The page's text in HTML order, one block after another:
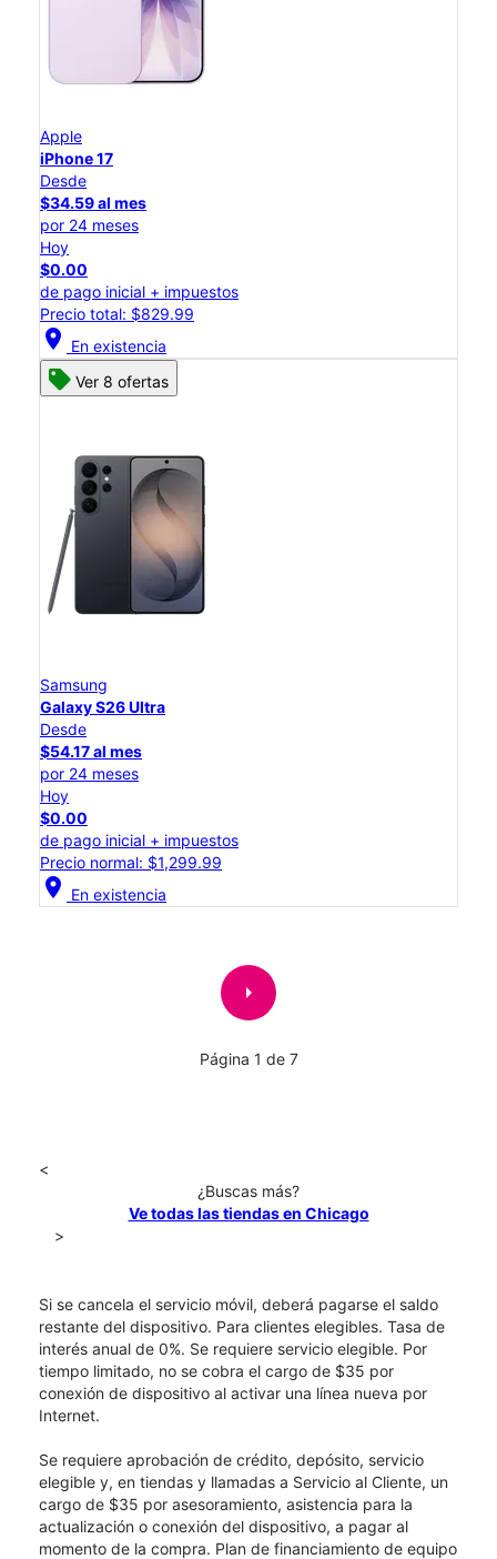
Apple
iPhone 17
Desde
$34.59 al mes
por 24 meses
Hoy
$0.00
de pago inicial + impuestos
Precio total: $829.99
location_on En existencia
Ver 8 ofertas
Samsung
Galaxy S26 Ultra
Desde
$54.17 al mes
por 24 meses
Hoy
$0.00
de pago inicial + impuestos
Precio normal: $1,299.99
location_on En existencia
arrow_right
Página 1 de 7
<
¿Buscas más?
Ve todas las tiendas en Chicago
>
Si se cancela el servicio móvil, deberá pagarse el saldo
restante del dispositivo. Para clientes elegibles. Tasa de
interés anual de 0%. Se requiere servicio elegible. Por
tiempo limitado, no se cobra el cargo de $35 por
conexión de dispositivo al activar una línea nueva por
Internet.
Se requiere aprobación de crédito, depósito, servicio
elegible y, en tiendas y llamadas a Servicio al Cliente, un
cargo de $35 por asesoramiento, asistencia para la
actualización o conexión del dispositivo, a pagar al
momento de la compra. Plan de financiamiento de equipo